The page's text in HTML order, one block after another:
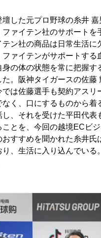
した元プロ野球の糸井
ァイテン社のサポート
テン社の商品は日常生活
ファイテンがサポートす
の体の状態を常に把握
た。阪神タイガースの佐
は佐藤選手も契約アス
なく、口にするものから
、それを受けた平田代
ことを、今回の越境ECビ
すすめを聞かれた糸井
り、生活に入り込んでい